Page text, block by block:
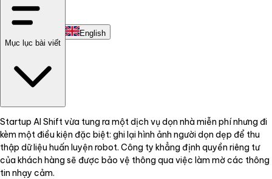
Liên hệ
English
Mục lục bài viết
Startup AI Shift vừa tung ra một dịch vụ dọn nhà miễn phí nhưng đi
kèm một điều kiện đặc biệt: ghi lại hình ảnh người dọn dẹp để thu
thập dữ liệu huấn luyện robot. Công ty khẳng định quyền riêng tư
của khách hàng sẽ được bảo vệ thông qua việc làm mờ các thông
tin nhạy cảm.